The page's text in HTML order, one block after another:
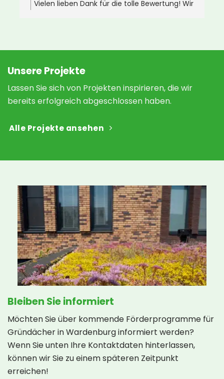
Vielen lieben Dank für die tolle Bewertung! Wir
Unsere Projekte
Lassen Sie sich von Projekten inspirieren, die wir
bereits erfolgreich abgeschlossen haben.
Alle Projekte ansehen
Bleiben Sie informiert
Möchten Sie über kommende Förderprogramme für
Gründächer in Wardenburg informiert werden?
Wenn Sie unten Ihre Kontaktdaten hinterlassen,
können wir Sie zu einem späteren Zeitpunkt
erreichen!